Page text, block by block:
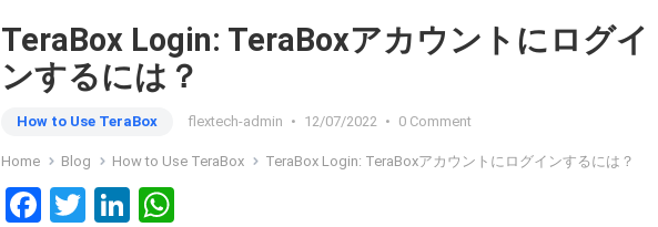
TeraBox Login: TeraBoxアカウントにログイ
ンするには？
How to Use TeraBox flextech-admin • 12/07/2022 • 0 Comment
Home Blog How to Use TeraBox TeraBox Login: TeraBoxアカウントにログインするには？
F
T
Li